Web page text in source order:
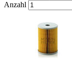
Anzahl